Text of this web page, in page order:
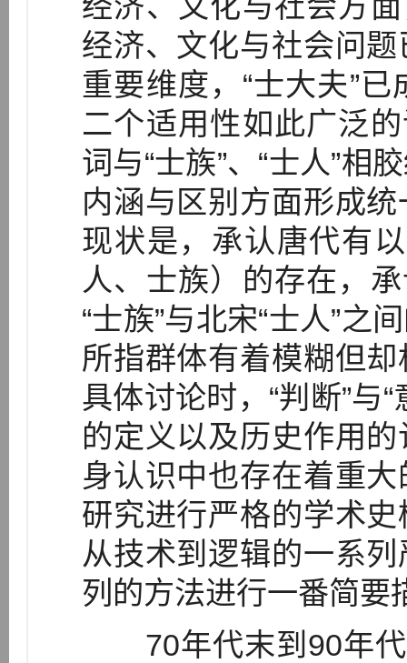
经济、文化与社会问
重要维度，“士大夫”
二个适用性如此广泛
词与“士族”、“士人”相
内涵与区别方面形成
现状是，承认唐代有
人、士族）的存在，
“士族”与北宋“士人”之
所指群体有着模糊但
具体讨论时，“判断”与
的定义以及历史作用
身认识中也存在着重
研究进行严格的学术
从技术到逻辑的一系
列的方法进行一番简要
70年代末到90年代